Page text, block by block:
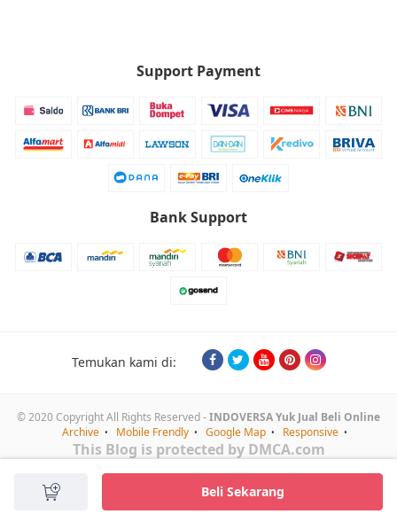
Beli Sekarang
Support Payment
Bank Support
Temukan kami di:
© 2020 Copyright All Rights Reserved -INDOVERSA Yuk Jual Beli Online
Archive
Mobile Frendly Google Map Responsive
This Blog is protected by DMCA.com